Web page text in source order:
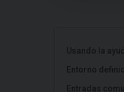
Usando la
Entorno
Entradas